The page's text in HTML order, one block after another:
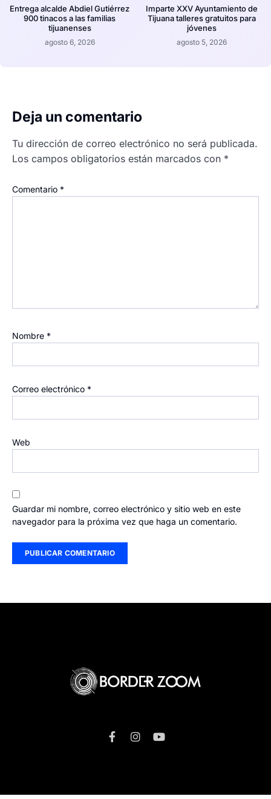
Entrega alcalde Abdiel Gutiérrez
900 tinacos a las familias
tijuanenses
agosto 6, 2026
Imparte XXV Ayuntamiento de
Tijuana talleres gratuitos para
jóvenes
agosto 5, 2026
Deja un comentario
Tu dirección de correo electrónico no será publicada.
Los campos obligatorios están marcados con *
Comentario *
Nombre *
Correo electrónico *
Web
Guardar mi nombre, correo electrónico y sitio web en este
navegador para la próxima vez que haga un comentario.